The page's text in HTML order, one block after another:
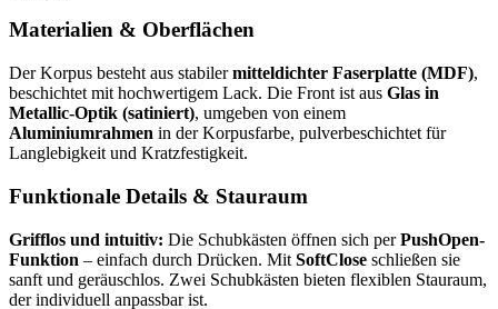
Materialien & Oberflächen
Der Korpus besteht aus stabilermitteldichter Faserplatte (MDF),
beschichtet mit hochwertigem Lack. Die Front ist aus Glas in
Metallic-Optik (satiniert), umgeben von einem
Aluminiumrahmen in der Korpusfarbe, pulverbeschichtet für
Langlebigkeit und Kratzfestigkeit.
Funktionale Details & Stauraum
Grifflos und intuitiv: Die Schubkästen öffnen sich perPushOpen-
Funktion – einfach durch Drücken. Mit SoftClose schließen sie
sanft und geräuschlos. Zwei Schubkästen bieten flexiblen Stauraum,
der individuell anpassbar ist.